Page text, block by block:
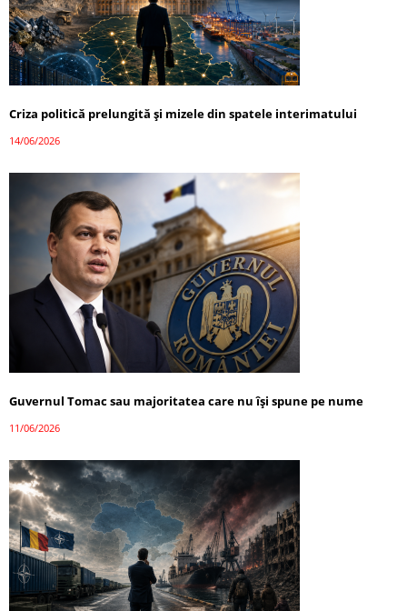
Criza politică prelungită și mizele din spatele interimatului
14/06/2026
Guvernul Tomac sau majoritatea care nu își spune pe nume
11/06/2026